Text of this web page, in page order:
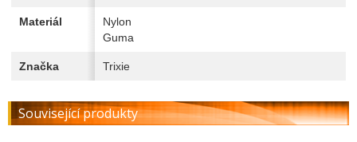
Materiál
Nylon
Guma
Značka Trixie
Související produkty